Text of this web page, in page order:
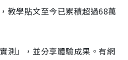
教學貼文至今已累積超過68萬
測」，並分享體驗成果。有網